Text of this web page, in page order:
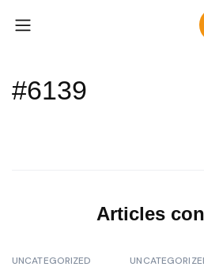
#6139
Articles
UNCATEGORIZED